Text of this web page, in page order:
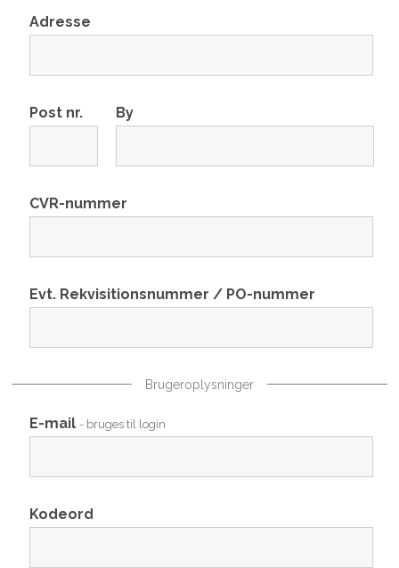
Adresse
Post nr. By
CVR-nummer
Evt. Rekvisitionsnummer / PO-nummer
Brugeroplysninger
E-mail - bruges til login
Kodeord